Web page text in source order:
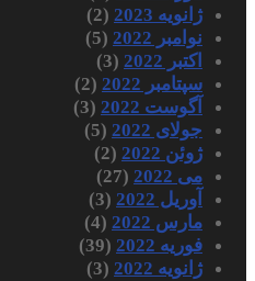
ژانویه 2023
(2)
نوامبر 2022
(5)
اکتبر 2022
(3)
سپتامبر 2022
(2)
آگوست 2022
(3)
جولای 2022
(5)
ژوئن 2022
(2)
می 2022
(27)
آوریل 2022
(3)
مارس 2022
(4)
فوریه 2022
(39)
ژانویه 2022
(3)